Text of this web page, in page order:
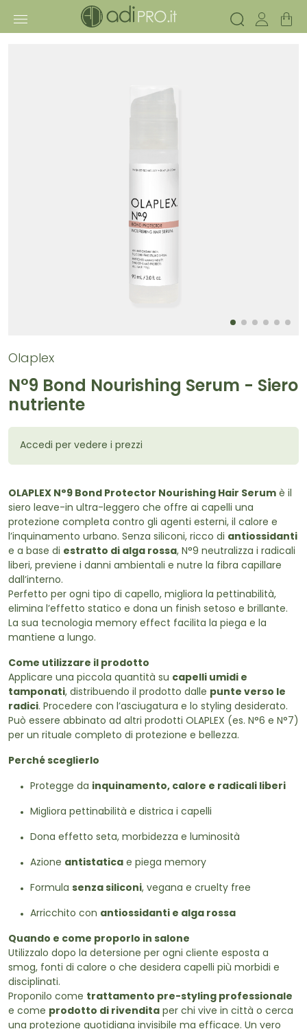
Olaplex
N°9 Bond Nourishing Serum - Siero
nutriente
Accedi per vedere i prezzi
OLAPLEX N°9 Bond Protector Nourishing Hair Serum è il
siero leave-in ultra-leggero che offre ai capelli una
protezione completa contro gli agenti esterni, il calore e
l’inquinamento urbano. Senza siliconi, ricco di antiossidanti
e a base di estratto di alga rossa, N°9 neutralizza i radicali
liberi, previene i danni ambientali e nutre la fibra capillare
dall’interno.
Perfetto per ogni tipo di capello, migliora la pettinabilità,
elimina l’effetto statico e dona un finish setoso e brillante.
La sua tecnologia memory effect facilita la piega e la
mantiene a lungo.
Come utilizzare il prodotto
Applicare una piccola quantità su capelli umidi e
tamponati, distribuendo il prodotto dalle punte verso le
radici. Procedere con l’asciugatura e lo styling desiderato.
Può essere abbinato ad altri prodotti OLAPLEX (es. N°6 e N°7)
per un rituale completo di protezione e bellezza.
Perché sceglierlo
Protegge da inquinamento, calore e radicali liberi
Migliora pettinabilità e districa i capelli
Dona effetto seta, morbidezza e luminosità
Azione antistatica e piega memory
Formula senza siliconi, vegana e cruelty free
Arricchito con antiossidanti e alga rossa
Quando e come proporlo in salone
Utilizzalo dopo la detersione per ogni cliente esposta a
smog, fonti di calore o che desidera capelli più morbidi e
disciplinati.
Proponilo come trattamento pre-styling professionale
e come prodotto di rivendita per chi vive in città o cerca
una protezione quotidiana invisibile ma efficace. Un vero